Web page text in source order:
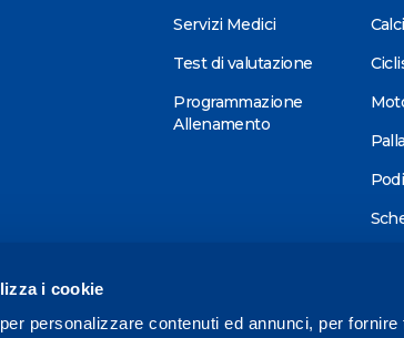
i cookie
personalizzare contenuti ed annunci, per
Servizi Medici
Test di valutazione
Programmazione
Allenamento